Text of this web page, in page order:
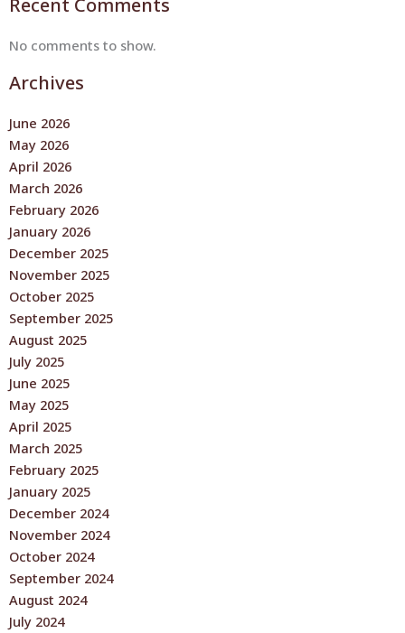
Recent Comments
No comments to show.
Archives
June 2026
May 2026
April 2026
March 2026
February 2026
January 2026
December 2025
November 2025
October 2025
September 2025
August 2025
July 2025
June 2025
May 2025
April 2025
March 2025
February 2025
January 2025
December 2024
November 2024
October 2024
September 2024
August 2024
July 2024